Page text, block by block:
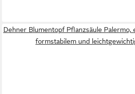
Dehner Blumentopf Pflanzsäule Palermo,
formstabilem und